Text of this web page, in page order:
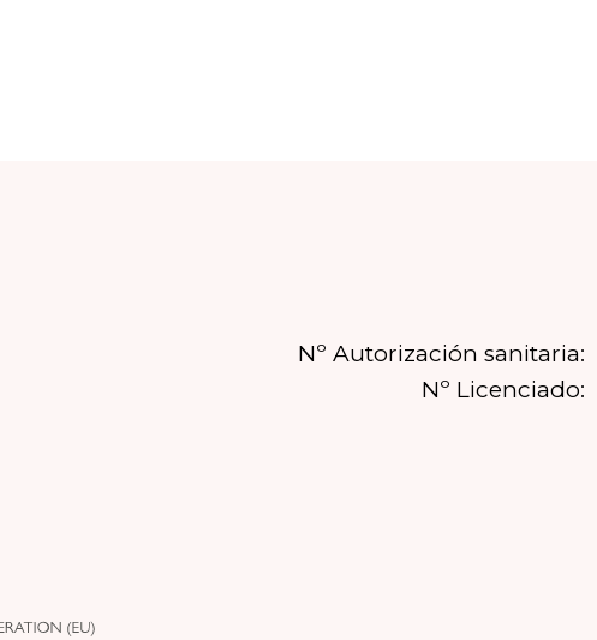
Nº Autorización sanitaria:
Nº Licenciado: